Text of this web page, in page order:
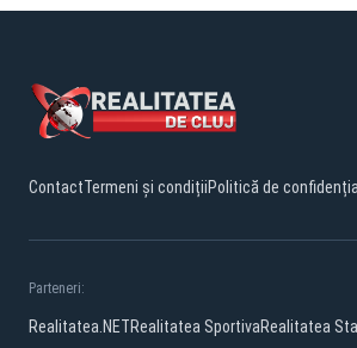
ContactTermeni și condițiiPolitică de
Parteneri:
Realitatea.NETRealitatea SportivaRealitatea